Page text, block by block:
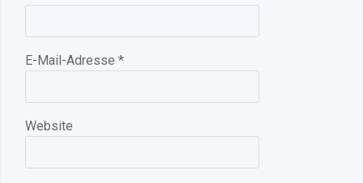
E-Mail-Adresse *
Website